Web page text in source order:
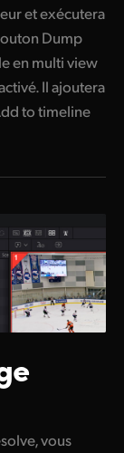
et exécutera
Dump
en multi view
Il ajoutera
to timeline
vous